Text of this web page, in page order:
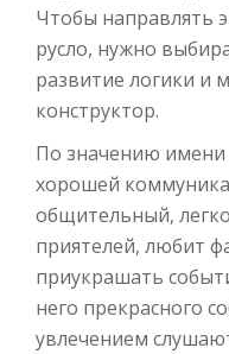
Чтобы направлять
русло, нужно
развитие логики и
конструктор.
По значению имени
хорошей
общительный,
приятелей, любит
приукрашать
него прекрасного
увлечением